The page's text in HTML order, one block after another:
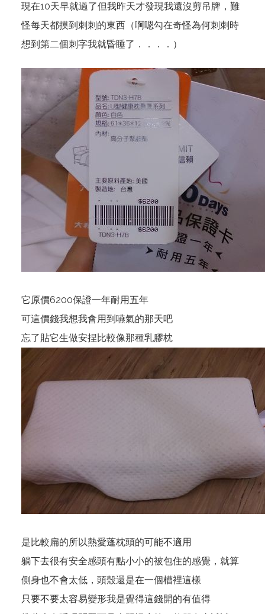
現在10天早就過了但我昨天才發現我還沒剪吊牌，難
怪每天都摸到刺刺的東西（啊嗯勾在奇怪為何刺刺時
想到第二個刺字我就昏睡了．．．．）
它原價6200保證一年耐用五年
可這價錢我想我會用到嚥氣的那天吧
忘了貼它生做安捏比較像那種乳膠枕
是比較扁的所以熱愛蓬枕頭的可能不適用
躺下去很有安全感頭有點小小的被包住的感覺，就算
側身也不會太低，頭殼還是在一個槽裡這樣
只要不要太容易變形我是覺得這錢開的有值得